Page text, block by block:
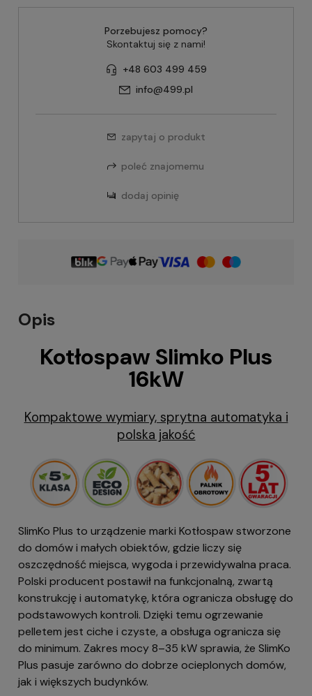
Porzebujesz pomocy?
Skontaktuj się z nami!
+48 603 499 459
info@499.pl
zapytaj o produkt
poleć znajomemu
dodaj opinię
Opis
Kotłospaw Slimko Plus
16kW
Kompaktowe wymiary, sprytna automatyka i
polska jakość
SlimKo Plus to urządzenie marki Kotłospaw stworzone
do domów i małych obiektów, gdzie liczy się
oszczędność miejsca, wygoda i przewidywalna praca.
Polski producent postawił na funkcjonalną, zwartą
konstrukcję i automatykę, która ogranicza obsługę do
podstawowych kontroli. Dzięki temu ogrzewanie
pelletem jest ciche i czyste, a obsługa ogranicza się
do minimum. Zakres mocy 8–35 kW sprawia, że SlimKo
Plus pasuje zarówno do dobrze ocieplonych domów,
jak i większych budynków.